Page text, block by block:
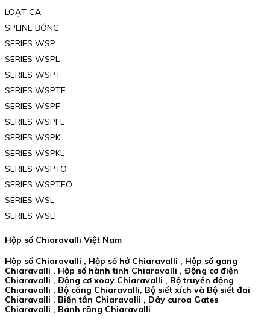
LOẠT CA
SPLINE BÓNG
SERIES WSP
SERIES WSPL
SERIES WSPT
SERIES WSPTF
SERIES WSPF
SERIES WSPFL
SERIES WSPK
SERIES WSPKL
SERIES WSPTO
SERIES WSPTFO
SERIES WSL
SERIES WSLF
Hộp số Chiaravalli Việt Nam
Hộp số Chiaravalli , Hộp số hở Chiaravalli , Hộp số gang
Chiaravalli , Hộp số hành tinh Chiaravalli , Động cơ điện
Chiaravalli , Động cơ xoay Chiaravalli , Bộ truyền động
Chiaravalli , Bộ căng Chiaravalli, Bộ siết xích và Bộ siết đai
Chiaravalli , Biến tần Chiaravalli , Dây curoa Gates
Chiaravalli , Bánh răng Chiaravalli